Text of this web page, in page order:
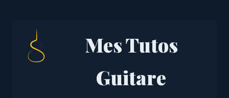
Mes Tutos
Guitare